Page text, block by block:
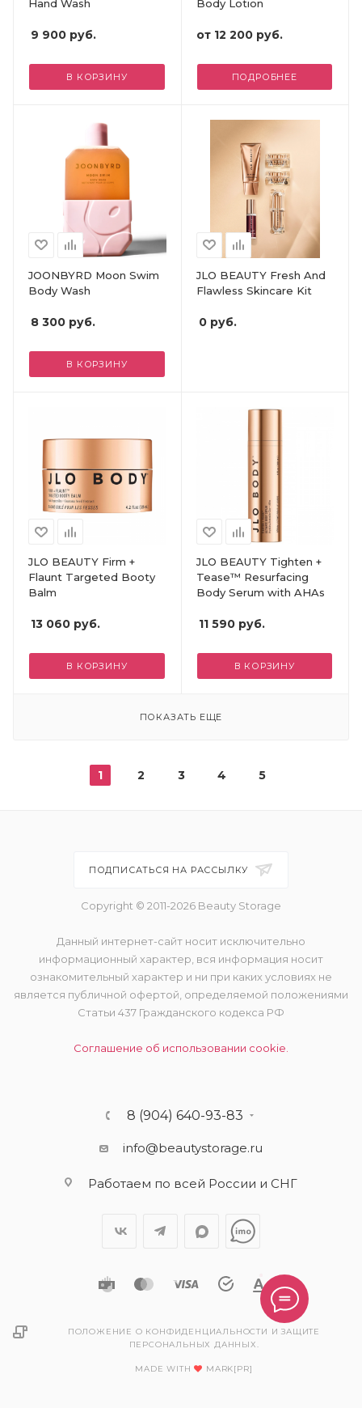
Hand Wash
9 900 руб.
В КОРЗИНУ
Body Lotion
от 12 200 руб.
ПОДРОБНЕЕ
JOONBYRD Moon Swim
Body Wash
8 300 руб.
В КОРЗИНУ
JLO BEAUTY Fresh And
Flawless Skincare Kit
0руб.
JLO BEAUTY Firm +
Flaunt Targeted Booty
Balm
13 060 руб.
В КОРЗИНУ
JLO BEAUTY Tighten +
Tease™ Resurfacing
Body Serum with AHAs
11 590руб.
В КОРЗИНУ
ПОКАЗАТЬ ЕЩЕ
1 2 3 4 5
ПОДПИСАТЬСЯ НА РАССЫЛКУ
Copyright © 2011-2026 Beauty Storage
Данный интернет-сайт носит исключительно
информационный характер, вся информация носит
ознакомительный характер и ни при каких условиях не
является публичной офертой, определяемой положениями
Статьи 437 Гражданского кодекса РФ
Соглашение об использовании cookie.
8 (904) 640-93-83
info@beautystorage.ru
Работаем по всей России и СНГ
ПОЛОЖЕНИЕ О КОНФИДЕНЦИАЛЬНОСТИ И ЗАЩИТЕ
ПЕРСОНАЛЬНЫХ ДАННЫХ.
MADE WITH MARK[PR]